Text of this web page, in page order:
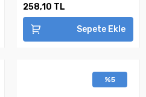
258,10 TL
Sepete Ekle
%5